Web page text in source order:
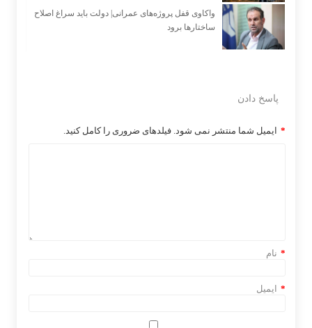
واکاوی قفل پروژه‌های عمرانی| دولت باید سراغ اصلاح
ساختارها برود
پاسخ دادن
ایمیل شما منتشر نمی شود. فیلدهای ضروری را کامل کنید. *
نام *
ایمیل *